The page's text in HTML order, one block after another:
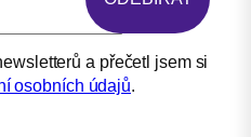
a přečetl jsem si
osobních údajů.